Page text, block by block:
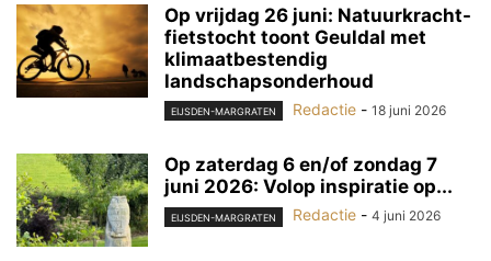
Op vrijdag 26 juni: Natuurkracht-
fietstocht toont Geuldal met
klimaatbestendig
landschapsonderhoud
EIJSDEN-MARGRATEN Redactie - 18 juni 2026
Op zaterdag 6 en/of zondag 7
juni 2026: Volop inspiratie op...
EIJSDEN-MARGRATEN Redactie - 4 juni 2026